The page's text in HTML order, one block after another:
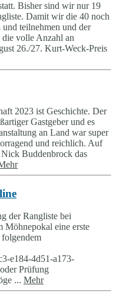
Bisher sind wir nur 19
Damit wir die 40 noch
teilnehmen und der
die volle Anzahl an
26./27. Kurt-Weck-Preis
2023 ist Geschichte. Der
Gastgeber und es
an Land war super
und reichlich. Auf
Nick Buddenbrock das
der Rangliste bei
Möhnepokal eine erste
e184-4d51-a173-
Prüfung
... Mehr